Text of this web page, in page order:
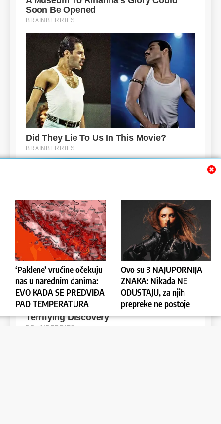
‘Paklene’ vrućine očekuju
nas u narednim danima:
EVO KADA SE PREDVIĐA
PAD TEMPERATURA
dan 2 years ago
Ovo su 3 NAJUPORNIJA
ZNAKA: Nikada NE
ODUSTAJU, za njih
prepreke ne postoje
dan 2 years ago